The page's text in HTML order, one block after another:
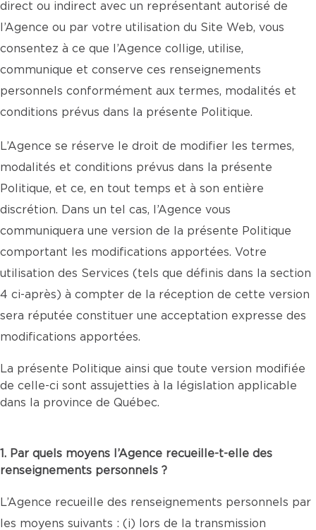
direct ou indirect avec un représentant autorisé de
l’Agence ou par votre utilisation du Site Web, vous
consentez à ce que l’Agence collige, utilise,
communique et conserve ces renseignements
personnels conformément aux termes, modalités et
conditions prévus dans la présente Politique.
L’Agence se réserve le droit de modifier les termes,
modalités et conditions prévus dans la présente
Politique, et ce, en tout temps et à son entière
discrétion. Dans un tel cas, l’Agence vous
communiquera une version de la présente Politique
comportant les modifications apportées. Votre
utilisation des Services (tels que définis dans la section
4 ci-après) à compter de la réception de cette version
sera réputée constituer une acceptation expresse des
modifications apportées.
La présente Politique ainsi que toute version modifiée
de celle-ci sont assujetties à la législation applicable
dans la province de Québec.
1. Par quels moyens l’Agence recueille-t-elle des
renseignements personnels ?
L’Agence recueille des renseignements personnels par
les moyens suivants : (i) lors de la transmission